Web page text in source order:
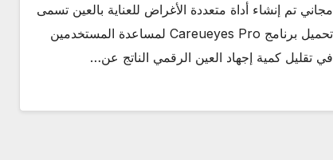
مجاني تم إنشاء أداة متعددة الأغراض للعناية بالعين تسمى
تحميل برنامج Careueyes Pro لمساعدة المستخدمين
في تقليل كمية إجهاد العين الرقمي الناتج عن…